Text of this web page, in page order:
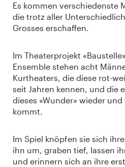
Es kommen verschiedenste
die trotz aller
Grosses erschaffen.
Im Theaterprojekt
Ensemble stehen acht
Kurtheaters, die diese rot-
seit Jahren kennen, und die
dieses «Wunder» wieder
kommt.
Im Spiel knöpfen sie sich
ihn um, graben tief, lassen
und erinnern sich an ihre